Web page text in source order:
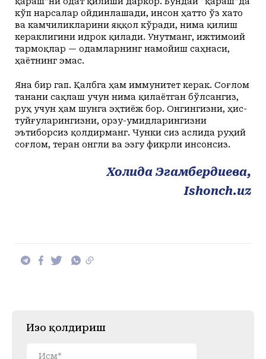
кўп нарсалар ойдинлашади, инсон ҳатто ўз хато
ва камчиликларини яққол кўради, нима қилиш
кераклигини идрок қилади. Унутманг, ижтимоий
тармоқлар — одамларнинг намойиш саҳнаси,
ҳаётнинг эмас.
Яна бир гап. Қалбга ҳам иммунитет керак. Соғлом
танани сақлаш учун нима қилаётган бўлсангиз,
руҳ учун ҳам шунга эҳтиёж бор. Онгингизни, ҳис-
туйғуларингизни, орзу-умидларингизни
эътиборсиз қолдирманг. Чунки сиз аслида руҳий
соғлом, теран онгли ва эзгу фикрли инсонсиз.
Холида Эгамбердиева,
Ishonch.uz
Изоҳ қолдириш